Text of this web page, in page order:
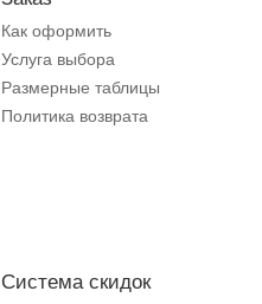
Как оформить
Услуга выбора
Размерные таблицы
Политика возврата
Система скидок